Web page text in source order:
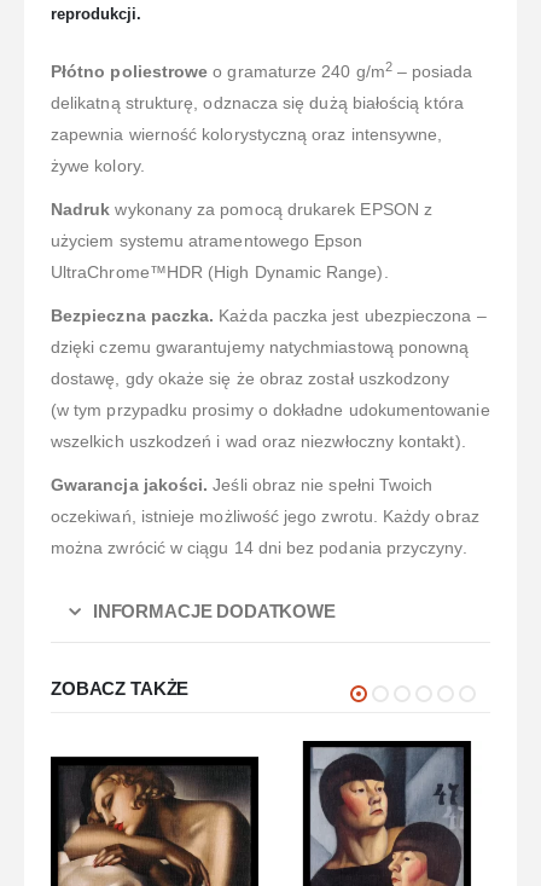
reprodukcji.
Płótno poliestroweo gramaturze 240 g/m2– posiada
delikatną strukturę, odznacza się dużą białością która
zapewnia wierność kolorystyczną oraz intensywne,
żywe kolory.
Nadruk wykonany za pomocą drukarek EPSON z
użyciem systemu atramentowego Epson
UltraChrome™HDR (High Dynamic Range).
Bezpieczna paczka. Każda paczka jest ubezpieczona –
dzięki czemu gwarantujemy natychmiastową ponowną
dostawę, gdy okaże się że obraz został uszkodzony
(w tym przypadku prosimy o dokładne udokumentowanie
wszelkich uszkodzeń i wad oraz niezwłoczny kontakt).
Gwarancja jakości. Jeśli obraz nie spełni Twoich
oczekiwań, istnieje możliwość jego zwrotu. Każdy obraz
można zwrócić w ciągu 14 dni bez podania przyczyny.
INFORMACJE DODATKOWE
ZOBACZ TAKŻE